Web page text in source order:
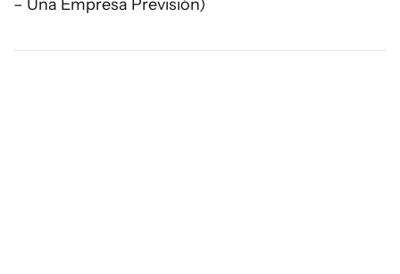
– Una Empresa Previsión)